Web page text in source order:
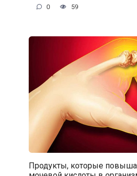
0 59
Продукты, которые